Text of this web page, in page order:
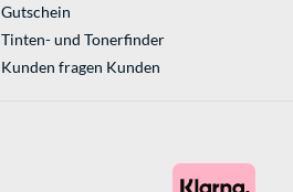
Gutschein
Tinten- und Tonerfinder
Kunden fragen Kunden